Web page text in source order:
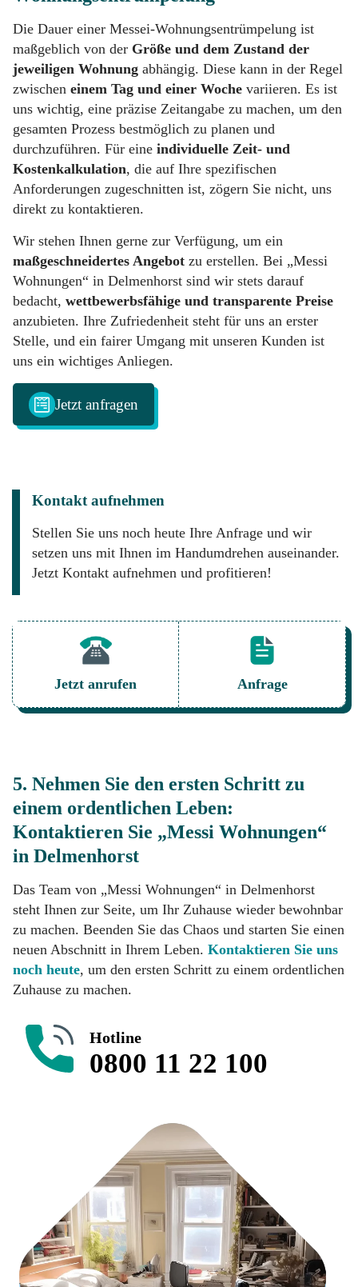
Die Dauer einer Messei-Wohnungsentrümpelung ist
maßgeblich von der Größe und dem Zustand der
jeweiligen Wohnung abhängig. Diese kann in der Regel
zwischen einem Tag und einer Woche variieren. Es ist
uns wichtig, eine präzise Zeitangabe zu machen, um den
gesamten Prozess bestmöglich zu planen und
durchzuführen. Für eine individuelle Zeit- und
Kostenkalkulation, die auf Ihre spezifischen
Anforderungen zugeschnitten ist, zögern Sie nicht, uns
direkt zu kontaktieren.
Wir stehen Ihnen gerne zur Verfügung, um ein
maßgeschneidertes Angebot zu erstellen. Bei „Messi
Wohnungen“ in Delmenhorst sind wir stets darauf
bedacht, wettbewerbsfähige und transparente Preise
anzubieten. Ihre Zufriedenheit steht für uns an erster
Stelle, und ein fairer Umgang mit unseren Kunden ist
uns ein wichtiges Anliegen.
Jetzt anfragen
Kontakt aufnehmen
Stellen Sie uns noch heute Ihre Anfrage und wir
setzen uns mit Ihnen im Handumdrehen auseinander.
Jetzt Kontakt aufnehmen und profitieren!
Jetzt anrufen Anfrage
5. Nehmen Sie den ersten Schritt zu
einem ordentlichen Leben:
Kontaktieren Sie „Messi Wohnungen“
in Delmenhorst
Das Team von „Messi Wohnungen“ in Delmenhorst
steht Ihnen zur Seite, um Ihr Zuhause wieder bewohnbar
zu machen. Beenden Sie das Chaos und starten Sie einen
neuen Abschnitt in Ihrem Leben. Kontaktieren Sie uns
noch heute, um den ersten Schritt zu einem ordentlichen
Zuhause zu machen.
Hotline
0800 11 22 100